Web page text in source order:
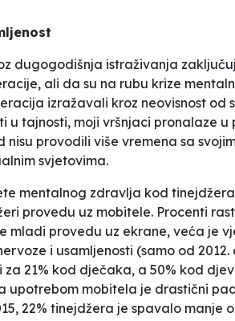
dugogodišnja istraživanja
ali da su na rubu krize
izražavali kroz neovisnost od
u tajnosti, moji vršnjaci pronalaze
nisu provodili više vremena sa
svjetovima.
mentalnog zdravlja kod
provedu uz mobitele. Procenti
mladi provedu uz ekrane, veća je
i usamljenosti (samo od
za 21% kod dječaka, a 50% kod
upotrebom mobitela je drastični
22% tinejdžera je spavalo